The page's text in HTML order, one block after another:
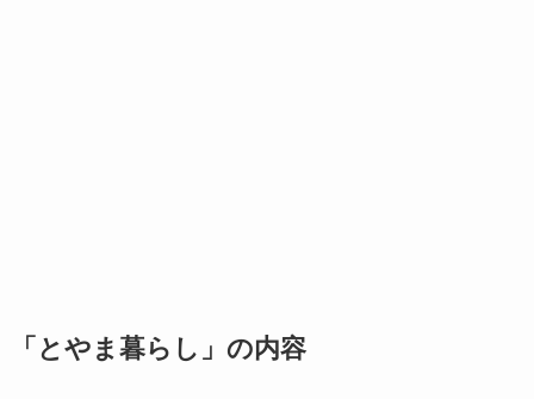
「とやま暮らし」の内容